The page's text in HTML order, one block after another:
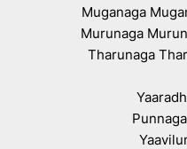
Muganaga
Murunaga
Tharunaga